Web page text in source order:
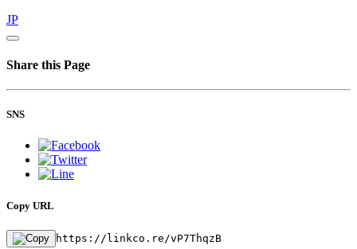
JP
Share this Page
SNS
Copy URL
https://linkco.re/vP7ThqzB